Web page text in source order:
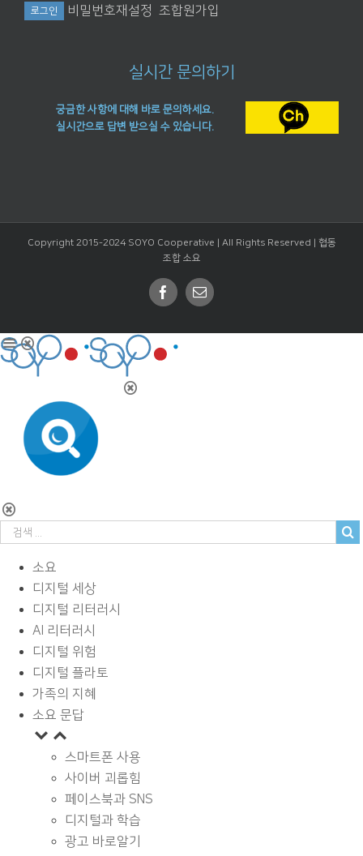
비밀번호재설정 조합원가입
실시간 문의하기
궁금한 사항에 대해 바로 문의하세요.
실시간으로 답변 받으실 수 있습니다.
Copyright 2015-2024 SOYO Cooperative | All Rights Reserved | 협동
조합 소요
Facebook
Email
소요
디지털 세상
디지털 리터러시
AI 리터러시
디지털 위험
디지털 플라토
가족의 지혜
소요 문답
스마트폰 사용
사이버 괴롭힘
페이스북과 SNS
디지털과 학습
광고 바로알기